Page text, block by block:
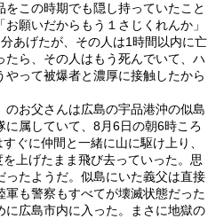
この時期でも隠し持っていたこと
願いだからもう１さじくれんか」
あげたが、その人は1時間以内に亡
ら、その人はもう死んでいて、ハ
って被爆者と濃厚に接触したから
お父さんは広島の宇品港沖の似島
に属していて、8月6日の朝6時ころ
ぐに仲間と一緒に山に駆け上り、
上げたまま飛び去っていった。思
たようだ。似島にいた義父は直接
も警察もすべてが壊滅状態だった
広島市内に入った。まさに地獄の